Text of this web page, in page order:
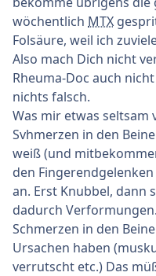
wöchentlich MTX
Folsäure, weil ich
Also mach Dich nicht
Rheuma-Doc auch
nichts falsch.
Was mir etwas
Svhmerzen in den
weiß (und
den
an. Erst Knubbel, dann
dadurch
Schmerzen in den
Ursachen haben
verrutscht etc.) Das